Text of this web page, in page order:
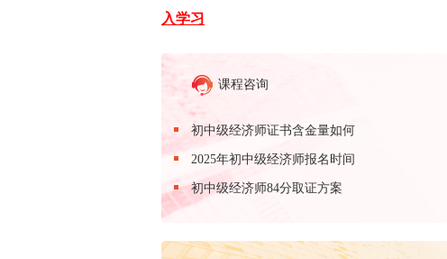
入学习
课程咨询
初中级经济师证书含金量如何
2025年初中级经济师报名时间
初中级经济师84分取证方案